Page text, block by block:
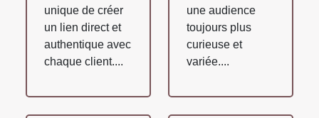
unique de créer
un lien direct et
authentique avec
chaque client....
une audience
toujours plus
curieuse et
variée....